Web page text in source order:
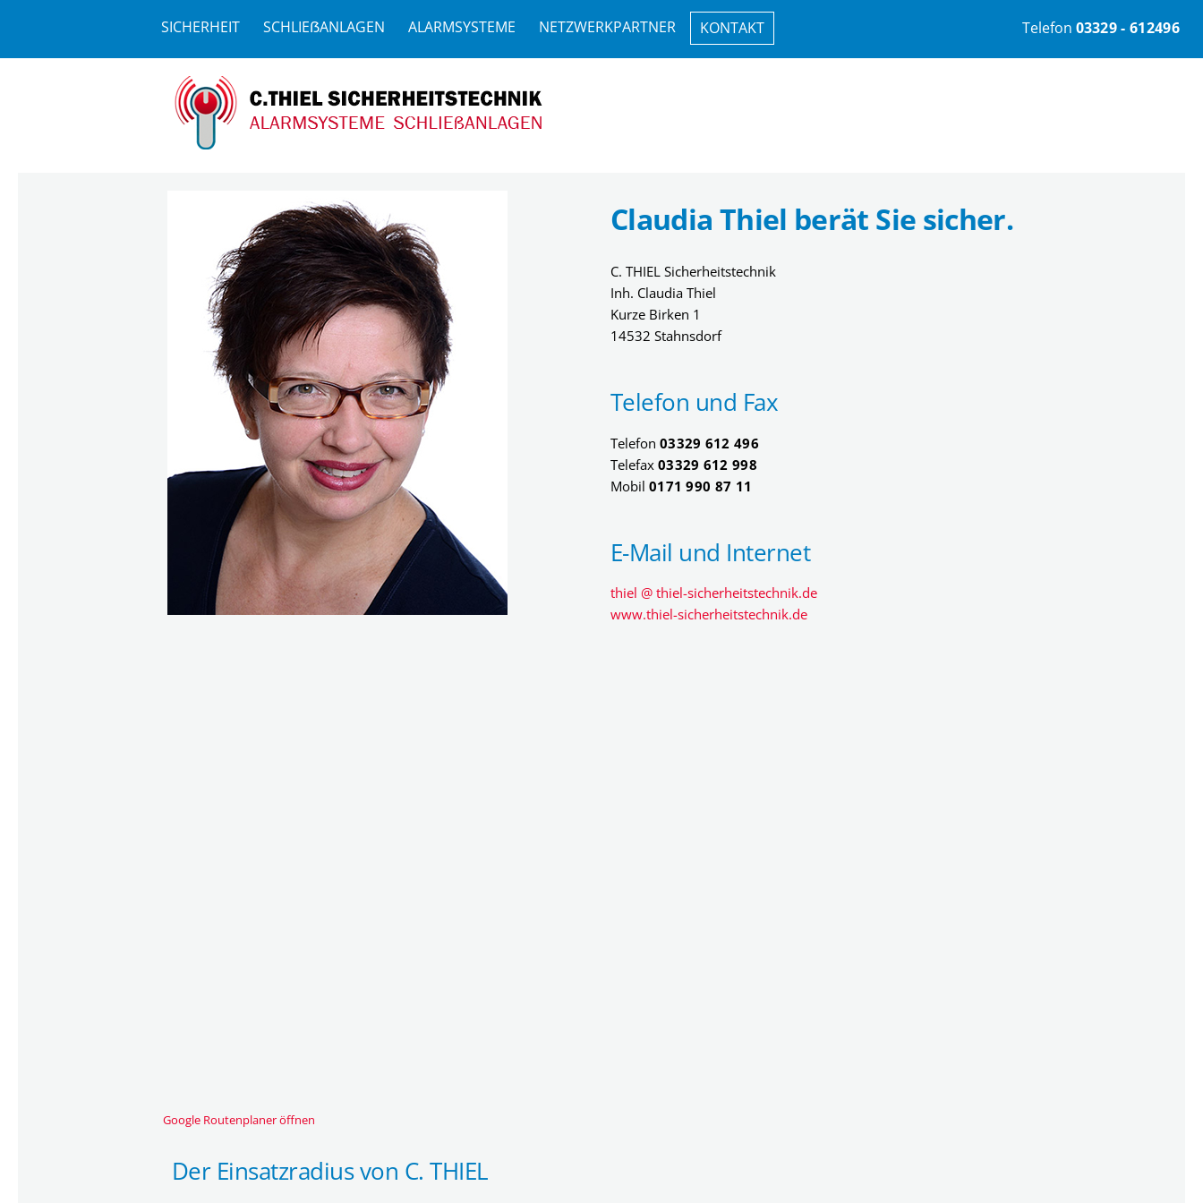
Telefon 03329 - 612496
SICHERHEIT SCHLIEẞANLAGEN ALARMSYSTEME NETZWERKPARTNER KONTAKT
Claudia Thiel berät Sie sicher.
C. THIEL Sicherheitstechnik
Inh. Claudia Thiel
Kurze Birken 1
14532 Stahnsdorf
Telefon und Fax
Telefon 03329 612 496
Telefax 03329 612 998
Mobil 0171 990 87 11
E-Mail und Internet
thiel @ thiel-sicherheitstechnik.de
www.thiel-sicherheitstechnik.de
Google Routenplaner öffnen
Der Einsatzradius von C. THIEL